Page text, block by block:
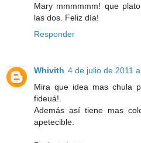
Mary mmmmmm! que
las dos. Feliz día!
Responder
Whivith 4 de julio de 2011
Mira que idea mas chula
fideuá!.
Además así tiene mas
apetecible.